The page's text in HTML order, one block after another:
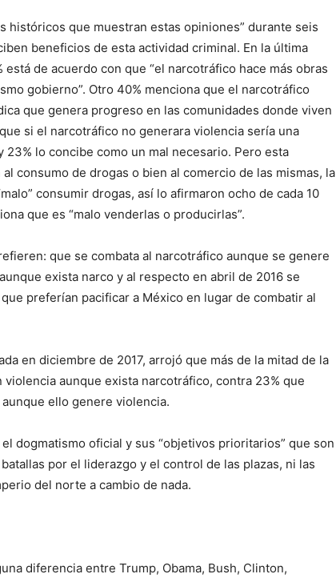
históricos que muestran estas opiniones” durante seis
beneficios de esta actividad criminal. En la última
de acuerdo con que “el narcotráfico hace más obras
gobierno”. Otro 40% menciona que el narcotráfico
que genera progreso en las comunidades donde viven
si el narcotráfico no generara violencia sería una
lo concibe como un mal necesario. Pero esta
consumo de drogas o bien al comercio de las mismas, la
consumir drogas, así lo afirmaron ocho de cada 10
que es “malo venderlas o producirlas”.
que se combata al narcotráfico aunque se genere
exista narco y al respecto en abril de 2016 se
preferían pacificar a México en lugar de combatir al
en diciembre de 2017, arrojó que más de la mitad de la
aunque exista narcotráfico, contra 23% que
ello genere violencia.
dogmatismo oficial y sus “objetivos prioritarios” que son
por el liderazgo y el control de las plazas, ni las
del norte a cambio de nada.
diferencia entre Trump, Obama, Bush, Clinton,